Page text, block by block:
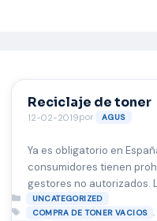
Reciclaje de toner
12-02-2019por AGUS
Ya es obligatorio en
consumidores tienen
gestores no autorizados.
deben recogerlos de
casos. Desde el pasado
Categorías
UNCATEGORIZED
Etiquetas
COMPRA DE TONER VACIOS ,